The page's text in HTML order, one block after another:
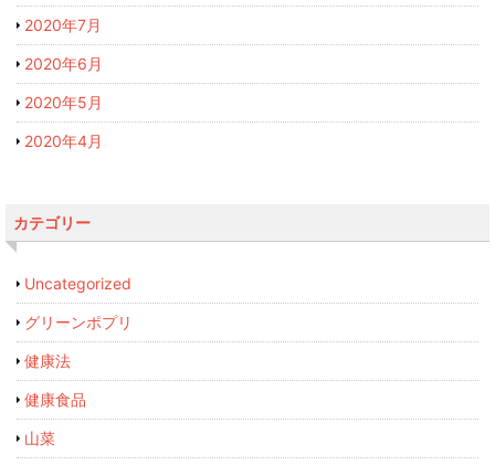
2020年7月
2020年6月
2020年5月
2020年4月
カテゴリー
Uncategorized
グリーンポプリ
健康法
健康食品
山菜